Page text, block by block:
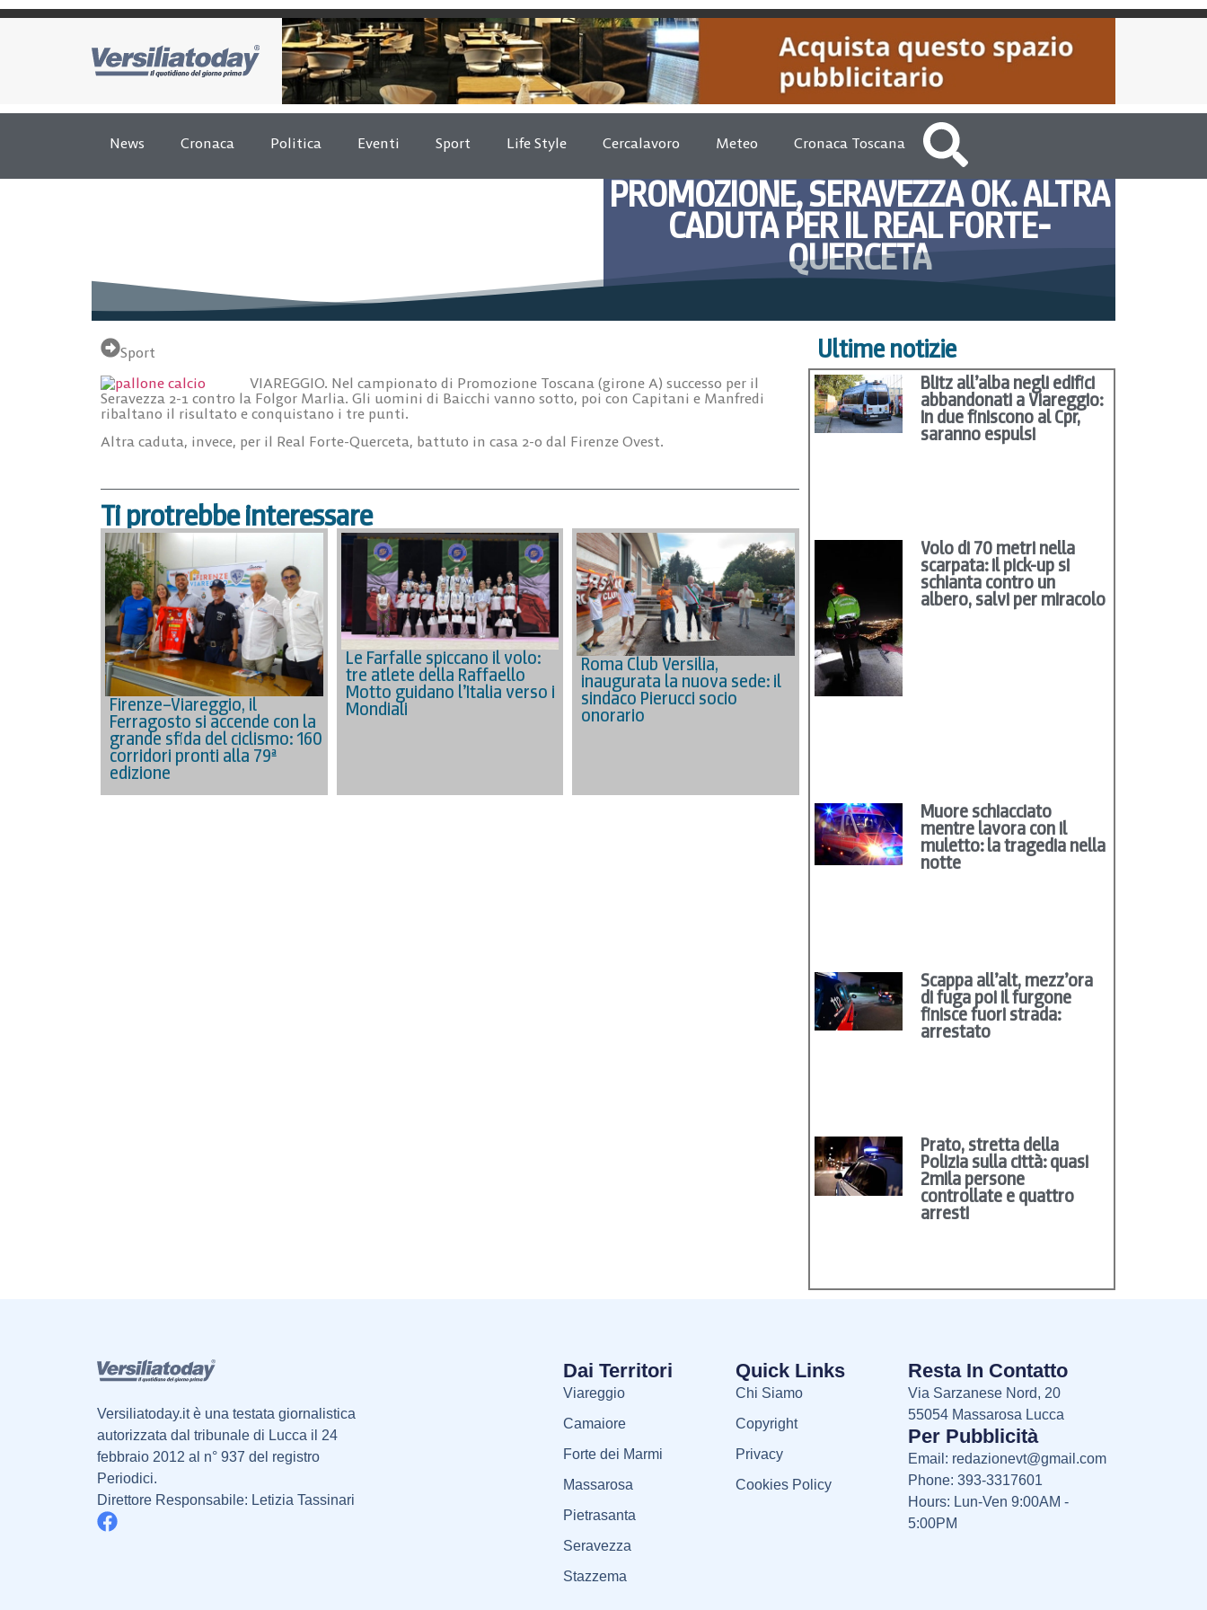
News Cronaca Politica Eventi Sport Life Style Cercalavoro Meteo Cronaca Toscana
PROMOZIONE, SERAVEZZA OK. ALTRA
CADUTA PER IL REAL FORTE-
QUERCETA
Sport
VIAREGGIO. Nel campionato di Promozione Toscana (girone A) successo per il
Seravezza 2-1 contro la Folgor Marlia. Gli uomini di Baicchi vanno sotto, poi con Capitani e Manfredi
ribaltano il risultato e conquistano i tre punti.
Altra caduta, invece, per il Real Forte-Querceta, battuto in casa 2-0 dal Firenze Ovest.
Ti protrebbe interessare
Firenze–Viareggio, il
Ferragosto si accende con la
grande sfida del ciclismo: 160
corridori pronti alla 79ª
edizione
Le Farfalle spiccano il volo:
tre atlete della Raffaello
Motto guidano l’Italia verso i
Mondiali
Roma Club Versilia,
inaugurata la nuova sede: il
sindaco Pierucci socio
onorario
Ultime notizie
Blitz all’alba negli edifici
abbandonati a Viareggio:
in due finiscono al Cpr,
saranno espulsi
Volo di 70 metri nella
scarpata: il pick-up si
schianta contro un
albero, salvi per miracolo
Muore schiacciato
mentre lavora con il
muletto: la tragedia nella
notte
Scappa all’alt, mezz’ora
di fuga poi il furgone
finisce fuori strada:
arrestato
Prato, stretta della
Polizia sulla città: quasi
2mila persone
controllate e quattro
arresti
Versiliatoday.it è una testata giornalistica
autorizzata dal tribunale di Lucca il 24
febbraio 2012 al n° 937 del registro
Periodici.
Direttore Responsabile: Letizia Tassinari
Dai Territori
Viareggio
Camaiore
Forte dei Marmi
Massarosa
Pietrasanta
Seravezza
Stazzema
Quick Links
Chi Siamo
Copyright
Privacy
Cookies Policy
Resta In Contatto
Via Sarzanese Nord, 20
55054 Massarosa Lucca
Per Pubblicità
Email: redazionevt@gmail.com
Phone: 393-3317601
Hours: Lun-Ven 9:00AM -
5:00PM